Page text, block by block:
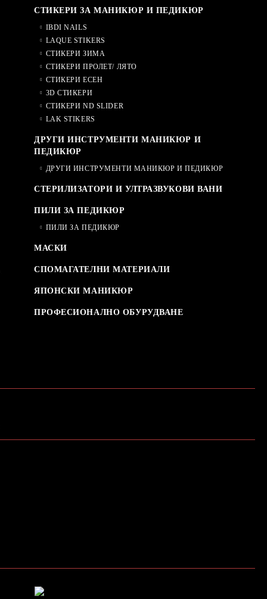
СТИКЕРИ ЗА МАНИКЮР И ПЕДИКЮР
IBDI NAILS
LAQUE STIKERS
СТИКЕРИ ЗИМА
СТИКЕРИ ПРОЛЕТ/ ЛЯТО
СТИКЕРИ ЕСЕН
3D СТИКЕРИ
СТИКЕРИ ND SLIDER
LAK STIKERS
ДРУГИ ИНСТРУМЕНТИ МАНИКЮР И
ПЕДИКЮР
ДРУГИ ИНСТРУМЕНТИ МАНИКЮР И ПЕДИКЮР
СТЕРИЛИЗАТОРИ И УЛТРАЗВУКОВИ ВАНИ
ПИЛИ ЗА ПЕДИКЮР
ПИЛИ ЗА ПЕДИКЮР
МАСКИ
СПОМАГАТЕЛНИ МАТЕРИАЛИ
ЯПОНСКИ МАНИКЮР
ПРОФЕСИОНАЛНО ОБУРУДВАНЕ